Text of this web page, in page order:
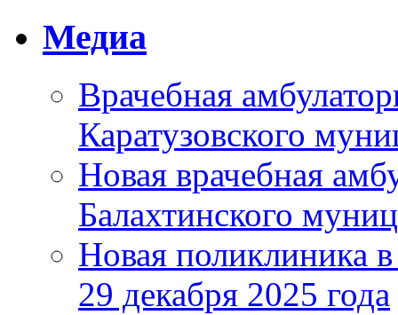
Медиа
Врачебная
Каратузовского
Новая врачебная
Балахтинского
Новая поликлиника
29 декабря 2025 года